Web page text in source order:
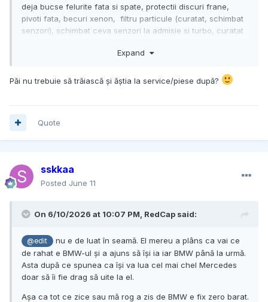
deja bucse felurite fata si spate, protectii discuri frane,
pivoti fata, becuri xenon, filtru particule (curatat, schimbat
senzori), schimbat ceva senzori la admisie si turbo, curatat
Din pacate nu s-a inventat masina care nu se strica
Expand
Păi nu trebuie să trăiască și ăștia la service/piese după?
Quote
sskkaa
Posted June 11
On 6/10/2026 at 10:07 PM, RedCap said:
@edit
nu e de luat în seamă. El mereu a plâns ca vai ce
de rahat e BMW-ul și a ajuns să își ia iar BMW până la urmă.
Asta după ce spunea ca își va lua cel mai chel Mercedes
doar să îi fie drag să uite la el.
Așa ca tot ce zice sau mă rog a zis de BMW e fix zero barat.